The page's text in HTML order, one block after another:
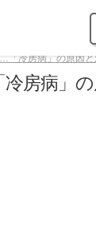
「冷房病」の原因
房病」